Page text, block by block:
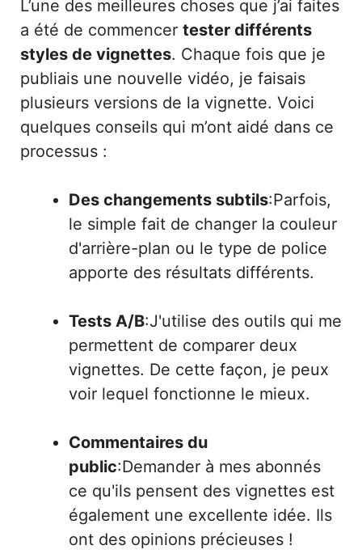
L’une des meilleures choses que j’ai faites
a été de commencer tester différents
styles de vignettes. Chaque fois que je
publiais une nouvelle vidéo, je faisais
plusieurs versions de la vignette. Voici
quelques conseils qui m’ont aidé dans ce
processus :
Des changements subtils:Parfois,
le simple fait de changer la couleur
d'arrière-plan ou le type de police
apporte des résultats différents.
Tests A/B:J'utilise des outils qui me
permettent de comparer deux
vignettes. De cette façon, je peux
voir lequel fonctionne le mieux.
Commentaires du
public:Demander à mes abonnés
ce qu'ils pensent des vignettes est
également une excellente idée. Ils
ont des opinions précieuses !